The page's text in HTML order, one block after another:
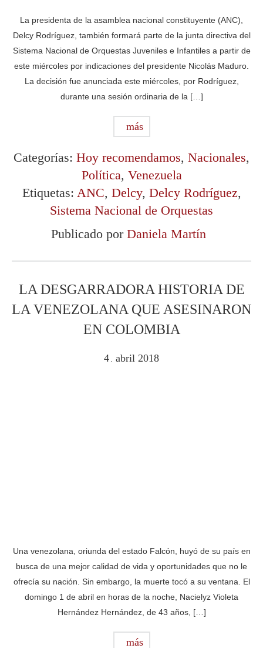
La presidenta de la asamblea nacional constituyente (ANC),
Delcy Rodríguez, también formará parte de la junta directiva del
Sistema Nacional de Orquestas Juveniles e Infantiles a partir de
este miércoles por indicaciones del presidente Nicolás Maduro.
La decisión fue anunciada este miércoles, por Rodríguez,
durante una sesión ordinaria de la […]
más
Categorías: Hoy recomendamos, Nacionales,
Política, Venezuela
Etiquetas: ANC, Delcy, Delcy Rodríguez,
Sistema Nacional de Orquestas
Publicado por Daniela Martín
LA DESGARRADORA HISTORIA DE
LA VENEZOLANA QUE ASESINARON
EN COLOMBIA
4 abril 2018
Una venezolana, oriunda del estado Falcón, huyó de su país en
busca de una mejor calidad de vida y oportunidades que no le
ofrecía su nación. Sin embargo, la muerte tocó a su ventana. El
domingo 1 de abril en horas de la noche, Nacielyz Violeta
Hernández Hernández, de 43 años, […]
más